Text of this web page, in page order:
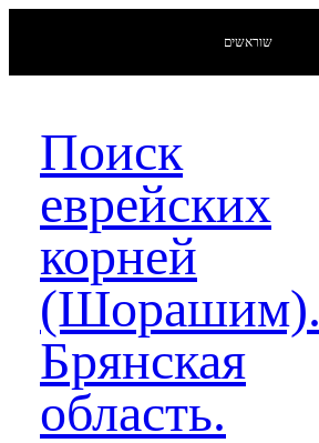
שוראשים
Поиск
еврейских
корней
(Шорашим).
Брянская
область.